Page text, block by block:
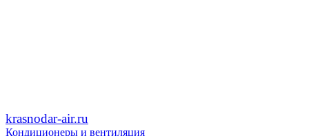
krasnodar-air.ru
Кондиционеры и вентиляция